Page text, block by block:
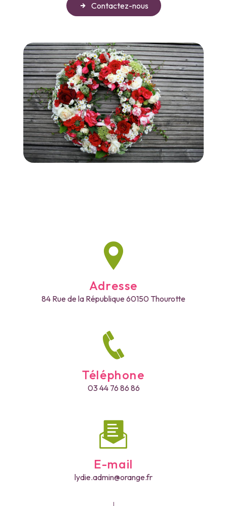
Contactez-nous
Adresse
84 Rue de la République60150 Thourotte
Téléphone
03 44 76 86 86
E-mail
lydie.admin@orange.fr